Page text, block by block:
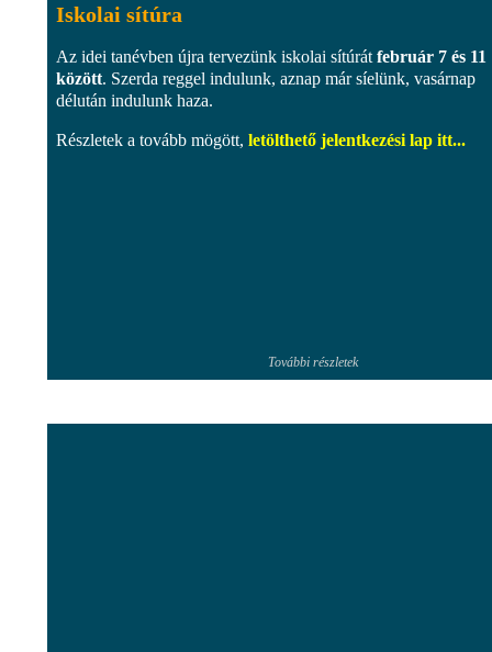
Iskolai sítúra
Az idei tanévben újra tervezünk iskolai sítúrát február 7 és 11
között. Szerda reggel indulunk, aznap már síelünk, vasárnap
délután indulunk haza.
Részletek a tovább mögött, letölthető jelentkezési lap itt...
További részletek